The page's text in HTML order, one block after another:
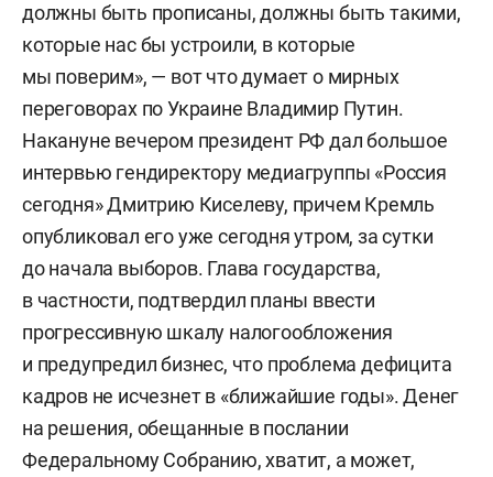
должны быть прописаны, должны быть такими,
которые нас бы устроили, в которые
мы поверим», — вот что думает о мирных
переговорах по Украине Владимир Путин.
Накануне вечером президент РФ дал большое
интервью гендиректору медиагруппы «Россия
сегодня» Дмитрию Киселеву, причем Кремль
опубликовал его уже сегодня утром, за сутки
до начала выборов. Глава государства,
в частности, подтвердил планы ввести
прогрессивную шкалу налогообложения
и предупредил бизнес, что проблема дефицита
кадров не исчезнет в «ближайшие годы». Денег
на решения, обещанные в послании
Федеральному Собранию, хватит, а может,